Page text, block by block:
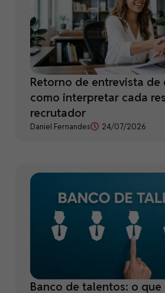
Retorno de entrevista de
como interpretar cada
recrutador
Daniel Fernandes 24/07/2026
Banco de talentos: o que